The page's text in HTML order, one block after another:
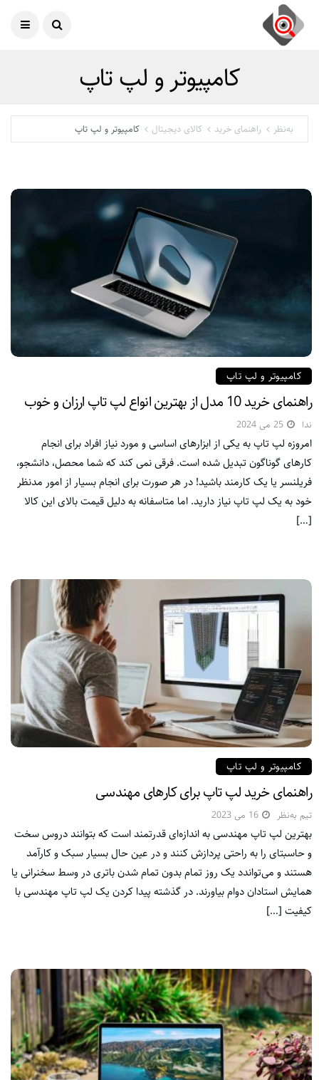
کامپیوتر و لپ تاپ
به‌نظر راهنمای خرید کالای دیجیتال کامپیوتر و لپ تاپ
کامپیوتر و لپ تاپ
راهنمای خرید 10 مدل از بهترین انواع لپ تاپ ارزان و خوب
ندا 25 می 2024
امروزه لپ تاپ به یکی از ابزارهای اساسی و مورد نیاز افراد برای انجام
کارهای گوناگون تبدیل شده است. فرقی نمی کند که شما محصل، دانشجو،
فریلنسر یا یک کارمند باشید! در هر صورت برای انجام بسیار از امور مدنظر
خود به یک لپ تاپ نیاز دارید. اما متاسفانه به دلیل قیمت بالای این کالا
[…]
کامپیوتر و لپ تاپ
راهنمای خرید لپ تاپ برای کارهای مهندسی
تیم به‌نظر 16 می 2023
بهترین لپ تاپ مهندسی به اندازه‌ای قدرتمند است که بتوانند دروس سخت
و حاسبتای را به راحتی پردازش کنند و در عین حال بسیار سبک و کارآمد
هستند و می‌تواندد یک روز تمام بدون تمام شدن باتری در وسط سخنرانی یا
همایش استادان دوام بیاورند. در گذشته پیدا کردن یک لپ تاپ مهندسی با
کیفیت […]